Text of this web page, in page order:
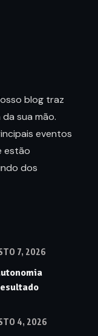
blog traz
sua mão.
eventos
estão
dos
7, 2026
4, 2026